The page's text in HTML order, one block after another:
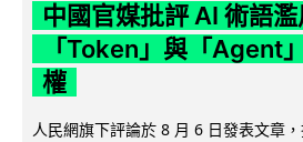
中國官媒批評 AI 術語
「Token」與「Agent
權
人民網旗下評論於 8 月 6 日發表文章